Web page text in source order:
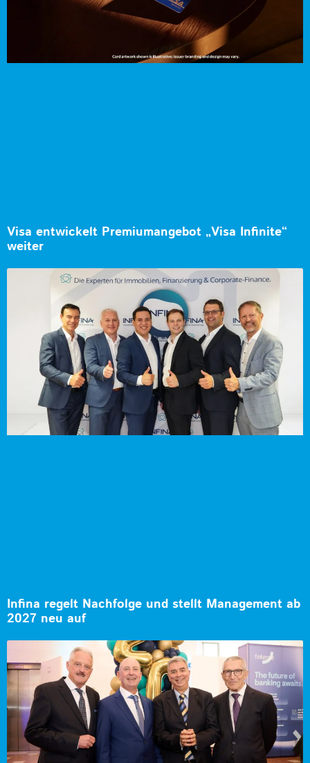
Visa entwickelt Premiumangebot „Visa Infinite“
weiter
Infina regelt Nachfolge und stellt Management ab
2027 neu auf